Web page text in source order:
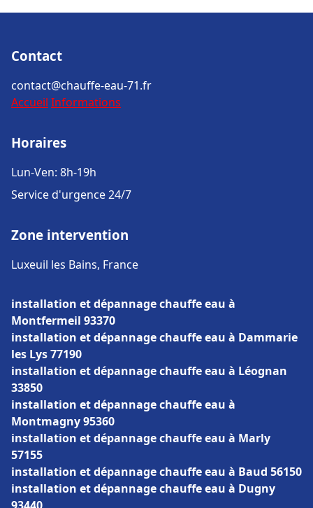
Contact
contact@chauffe-eau-71.fr
Accueil Informations
Horaires
Lun-Ven: 8h-19h
Service d'urgence 24/7
Zone intervention
Luxeuil les Bains, France
installation et dépannage chauffe eau à
Montfermeil 93370
installation et dépannage chauffe eau à Dammarie
les Lys 77190
installation et dépannage chauffe eau à Léognan
33850
installation et dépannage chauffe eau à
Montmagny 95360
installation et dépannage chauffe eau à Marly
57155
installation et dépannage chauffe eau à Baud 56150
installation et dépannage chauffe eau à Dugny